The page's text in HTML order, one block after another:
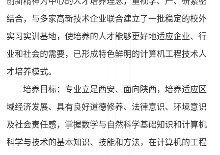
结合，与多家高新技术企业联合建立了一批稳定的校外
实习实训基地，使培养的人才能够更好地适应企业、行
业和社会的需要，已形成特色鲜明的计算机工程技术人
才培养模式。
培养目标：专业立足西安、面向陕西，培养适应区
域经济发展、具有良好道德修养、法律意识、环境意识
及社会责任感，掌握数学与自然科学基础知识和计算机
科学与技术的基本知识、技能和方法，在计算机的工程